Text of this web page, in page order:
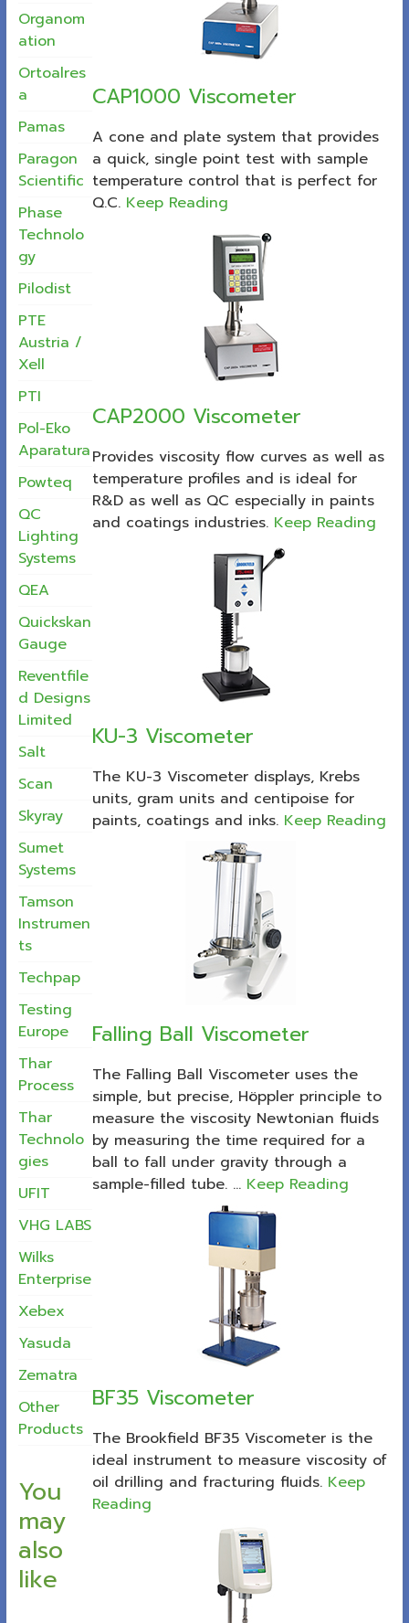
CAP1000 Viscometer
A cone and plate system that provides
a quick, single point test with sample
temperature control that is perfect for
Q.C. Keep Reading
CAP2000 Viscometer
Provides viscosity flow curves as well as
temperature profiles and is ideal for
R&D as well as QC especially in paints
and coatings industries. Keep Reading
KU-3 Viscometer
The KU-3 Viscometer displays, Krebs
units, gram units and centipoise for
paints, coatings and inks. Keep Reading
Falling Ball Viscometer
The Falling Ball Viscometer uses the
simple, but precise, Höppler principle to
measure the viscosity Newtonian fluids
by measuring the time required for a
ball to fall under gravity through a
sample-filled tube. ... Keep Reading
BF35 Viscometer
The Brookfield BF35 Viscometer is the
ideal instrument to measure viscosity of
oil drilling and fracturing fluids. Keep
Reading
Organom
ation
Ortoalres
a
Pamas
Paragon
Scientific
Phase
Technolo
gy
Pilodist
PTE
Austria /
Xell
PTI
Pol-Eko
Aparatura
Powteq
QC
Lighting
Systems
QEA
Quickskan
Gauge
Reventfile
d Designs
Limited
Salt
Scan
Skyray
Sumet
Systems
Tamson
Instrumen
ts
Techpap
Testing
Europe
Thar
Process
Thar
Technolo
gies
UFIT
VHG LABS
Wilks
Enterprise
Xebex
Yasuda
Zematra
Other
Products
You
may
also
like